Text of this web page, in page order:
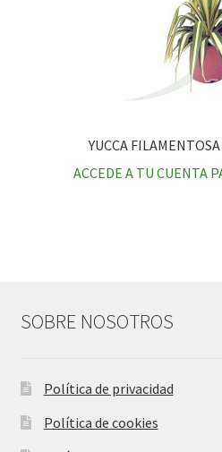
YUCCA
ACCEDE A TU CUENTA
SOBRE NOSOTROS
Política de privacidad
Política de cookies